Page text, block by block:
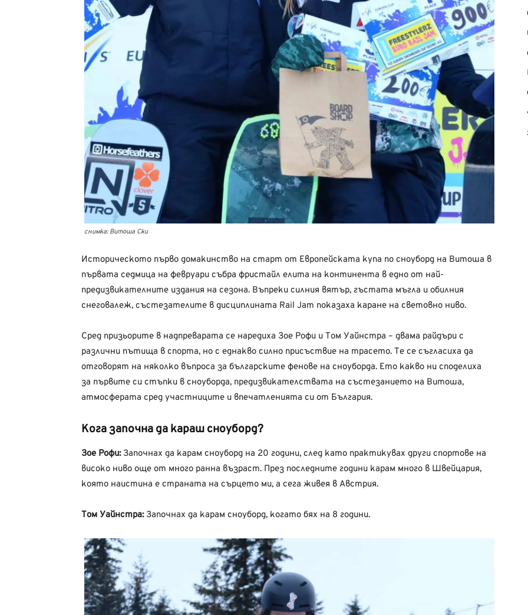
снимка: Витоша Ски
Историческото първо домакинство на старт от Европейската купа по сноуборд на Витоша в
първата седмица на февруари събра фристайл елита на континента в едно от най-
предизвикателните издания на сезона. Въпреки силния вятър, гъстата мъгла и обилния
снеговалеж, състезателите в дисциплината Rail Jam показаха каране на световно ниво.
Сред призьорите в надпреварата се наредиха Зое Рофи и Том Уайнстра – двама райдъри с
различни пътища в спорта, но с еднакво силно присъствие на трасето. Те се съгласиха да
отговорят на няколко въпроса за българските фенове на сноуборда. Ето какво ни споделиха
за първите си стъпки в сноуборда, предизвикателствата на състезанието на Витоша,
атмосферата сред участниците и впечатленията си от България.
Кога започна да караш сноуборд?
Зое Рофи:Започнах да карам сноуборд на 20 години, след като практикувах други спортове на
високо ниво още от много ранна възраст. През последните години карам много в Швейцария,
която наистина е страната на сърцето ми, а сега живея в Австрия.
Том Уайнстра:Започнах да карам сноуборд, когато бях на 8 години.